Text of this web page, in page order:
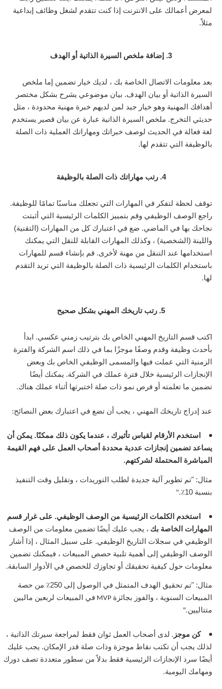
لمعرض أعمالك على الانترنت إذا كنت تتقدم لشغل وظائف إبداعية
مثلاً.
3. إضافة ملخص السيرة الذاتية أو الهدف
بعد معلومات الاتصال الخاصة بك ، لديك خيار تضمين إما ملخص
السيرة الذاتية أو بيان الهدف. بيان موضوعي يشرح بشكل مختصر
أهدافك المهنية وهو خيار جيد لمن لديهم خبرة مهنية محدودة ، مثل
حديثي التخرج. ملخص السيرة الذاتية عبارة عن بيان قصير يستخدم
لغة فعالة في الحديث لوصف خبراتك ومهاراتك العملية ذات الصلة
بالوظيفة التي تتقدم لها.
4. رتب مهاراتك ذات الصلة بالوظيفة
توقف لحظة لتفكر في المهارات التي تجعلك مناسبًا تمامًا للوظيفة.
راجع الوصف الوظيفي وقم بتمييز الكلمات الرئيسية التي أثبتت
نجاحك بها في الماضي. ضع في اعتبارك كل من المهارات (التقنية)
واللينة (الشخصية) ، وكذلك المهارات القابلة للنقل التي يمكنك
استخدامها عند التنقل من مهنة لأخرى. قم بإنشاء قسم للمهارات
باستخدام الكلمات الرئيسية ذات الصلة بالوظيفة التي تريد التقدم
لها.
5. رتب تاريخك المهني بشكل صحيح
اكتب قسم التاريخ المهني الخاص بك بترتيب زمني عكسي. ابدأ
بأحدث وظيفة وقدم وصفًا موجزًا ​​بما في ذلك اسم الشركة والفترة
الزمنية التي عملت فيها والمسمى الوظيفي الخاص بك وبعض
الإنجازات الرئيسية خلال فترة عملك في الشركة. يمكنك أيضًا
تضمين ما تعلمته أو فرص نمو ذات صلة اختبرتها أثناء عملك هناك.
عند إدراج تاريخك المهني ، يجب أن تضع في اعتبارك بعض النصائح:
استخدم الأرقام لقياس تأثيرك ، عندما يكون ذلك ممكنًا. يمكن أن
يساعد تضمين إنجازات عددية محددة أصحاب العمل على فهم القيمة
المباشرة المحتملة لشركتهم.
مثال: "تم تطوير آلية جديدة لطلب التوريدات ، وتقليل وقت التنفيذ
بنسبة 10٪
."
استخدم الكلمات الرئيسية من الوصف الوظيفي. على غرار قسم
المهارات الخاصة بك ، يجب عليك أيضًا تضمين معلومات من الوصف
الوظيفي في سجلات التاريخ الوظيفي. على سبيل المثال ، إذا أشار
الوصف الوظيفي إلى أهمية تلبية حصص المبيعات ، فيمكنك تضمين
معلومات حول كيفية تحقيقك أو تجاوزك للحصص في الأدوار السابقة.
مثال: "تم تحقيق الهدف المتمثل في الوصول إلى 250٪ من حصة
المبيعات السنوية ، والفوز بجائزة
في المبيعات لربعين ماليين
متتاليين."
كن موجز . لدى أصحاب العمل ثوان فقط لمراجعة سيرتك الذاتية ،
لذلك يجب أن تكتب نقاط موجزة وذات صلة قدر الإمكان. يجب عليك
أيضًا سرد الإنجازات الرئيسية فقط بدلاً من سطور متعددة تصف دورك
ومهامك اليومية.